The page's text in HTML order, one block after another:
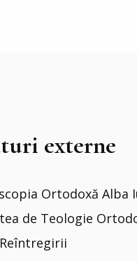
externe
Ortodoxă Alba
de Teologie